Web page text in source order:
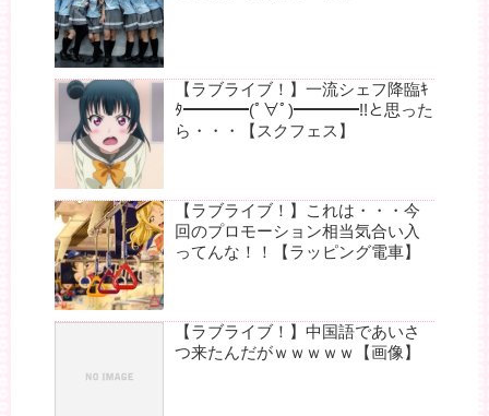
【ラブライブ！】一流シェフ降臨ｷ
ﾀ━━━━(ﾟ∀ﾟ)━━━━!!と思った
ら・・・【スクフェス】
【ラブライブ！】これは・・・今
回のプロモーション相当気合い入
ってんな！！【ラッピング電車】
【ラブライブ！】中国語であいさ
つ来たんだがｗｗｗｗｗ【画像】